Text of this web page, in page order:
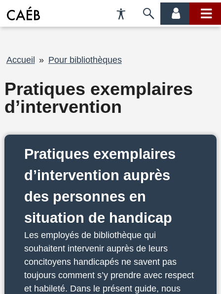
Préférences
d'accessibilité
Passer
menu
menu
Fil
Accueil Pour bibliothèques
Pratiques exemplaires
d’intervention
Pratiques exemplaires
d’intervention auprès
des personnes en
situation de handicap
Les employés de bibliothèque qui
souhaitent intervenir auprès de leurs
concitoyens handicapés ne savent pas
toujours comment s’y prendre avec respect
et habileté. Dans le présent guide, nous